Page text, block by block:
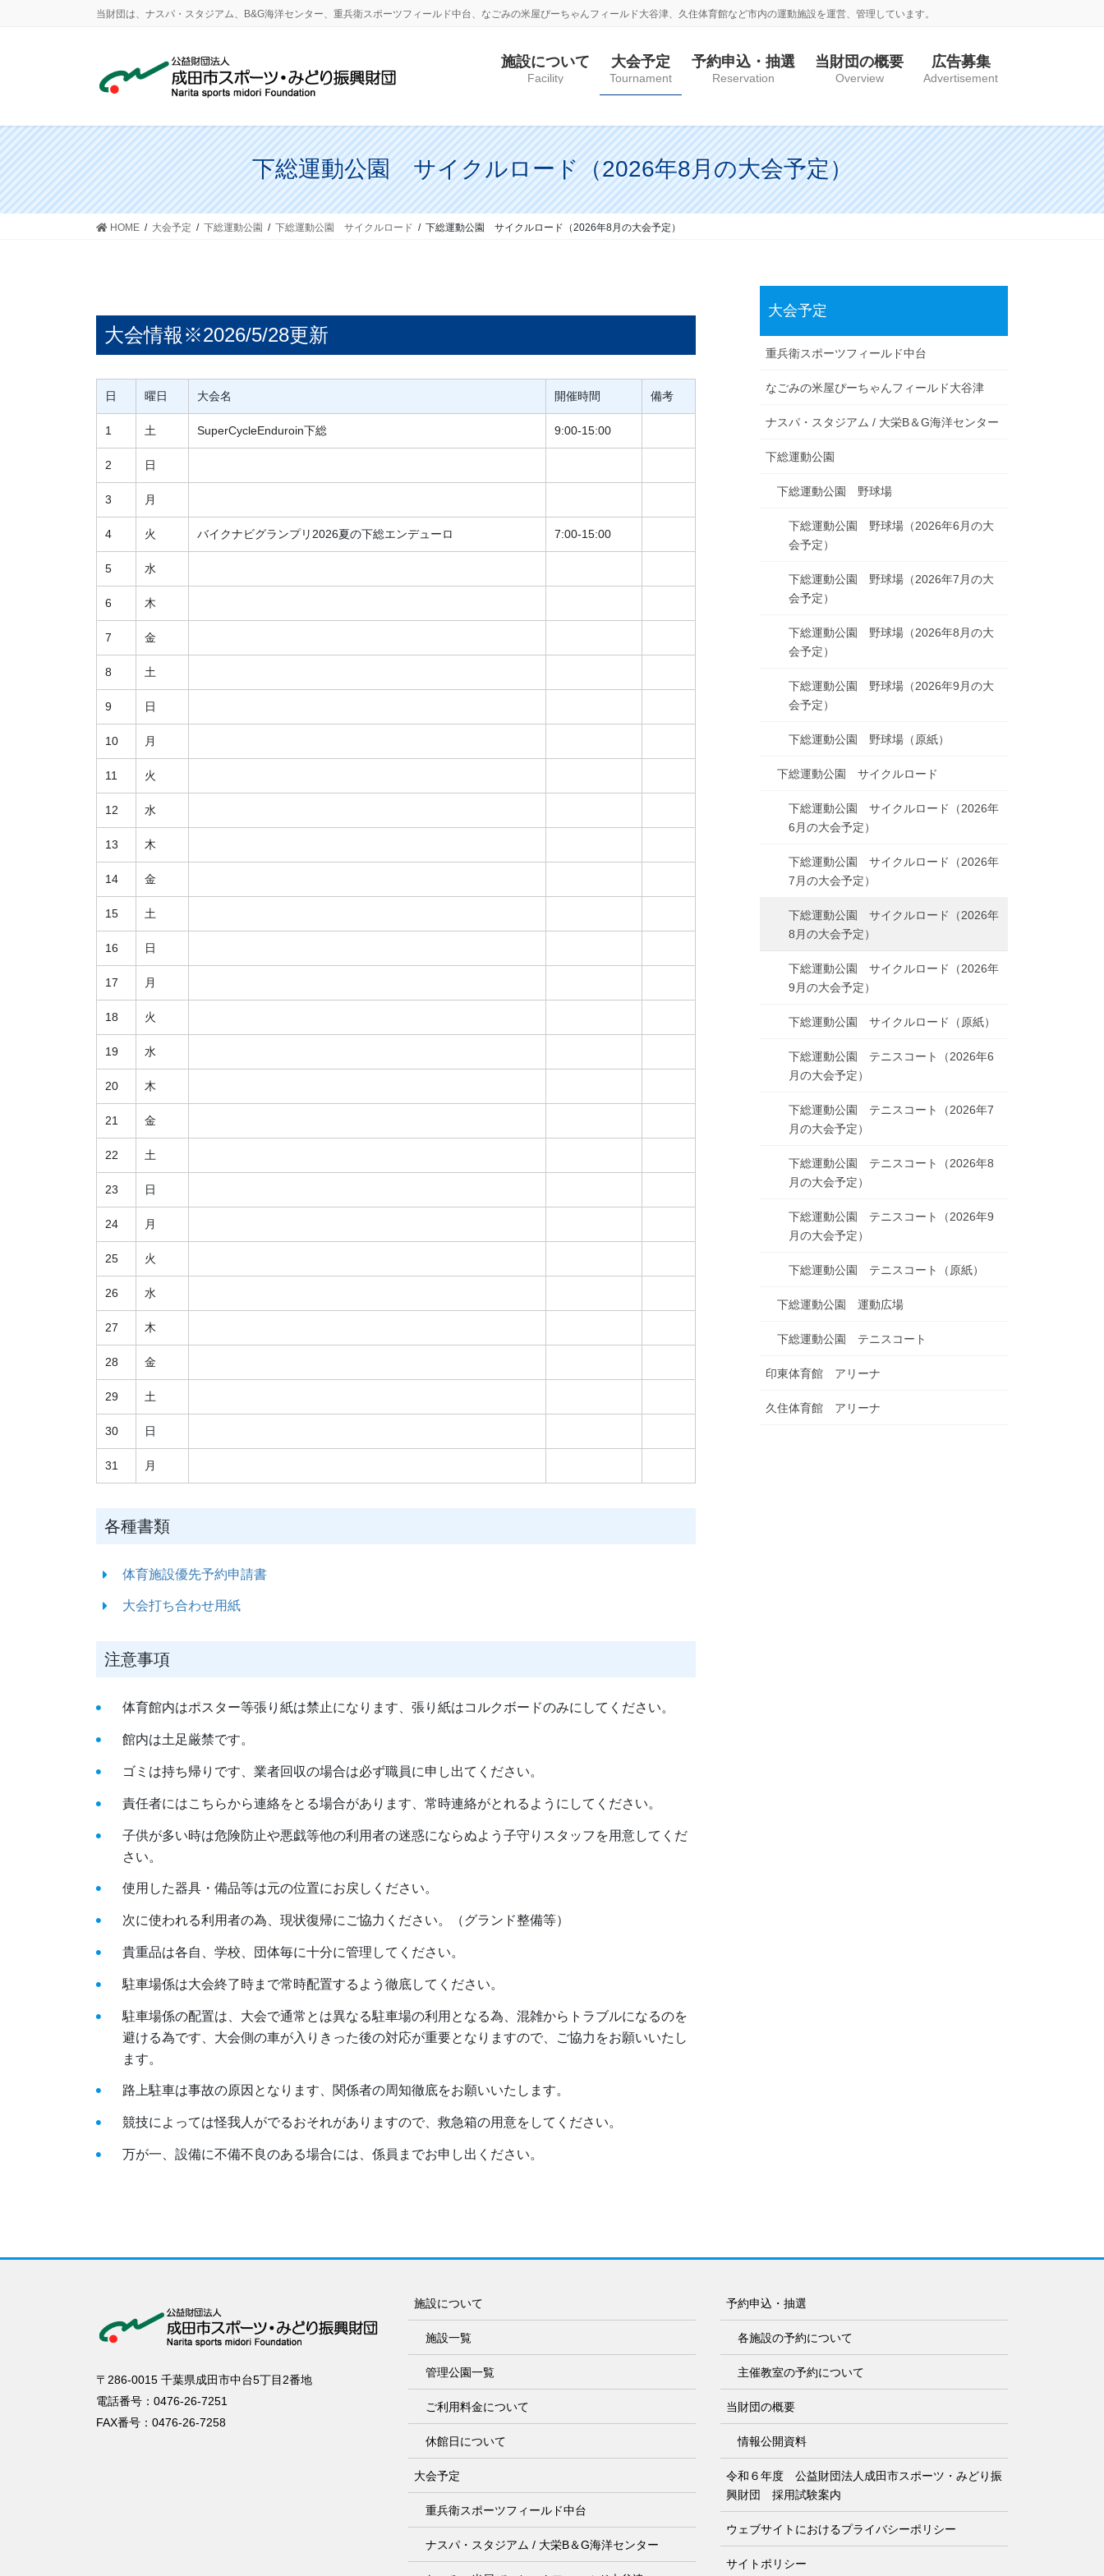
移
動
ン
に
移
動
当財団は、ナスパ・スタジアム、B&G海洋センター、重兵衛スポーツフィールド中台、なごみの米屋ぴーちゃんフィールド大谷津、久住体育館など市内の運動施設を運営、管理しています。
施設について
Facility
大会予定
Tournament
予約申込・抽選
Reservation
当財団の概要
Overview
広告募集
Advertisement
下総運動公園 サイクルロード（2026年8月の大会予定）
HOME 大会予定 下総運動公園 下総運動公園 サイクルロード 下総運動公園 サイクルロード（2026年8月の大会予定）
大会情報※2026/5/28更新
日 曜日 大会名 開催時間 備考
1 土 SuperCycleEnduroin下総 9:00-15:00
2 日
3 月
4 火 バイクナビグランプリ2026夏の下総エンデューロ 7:00-15:00
5 水
6 木
7 金
8 土
9 日
10 月
11 火
12 水
13 木
14 金
15 土
16 日
17 月
18 火
19 水
20 木
21 金
22 土
23 日
24 月
25 火
26 水
27 木
28 金
29 土
30 日
31 月
各種書類
体育施設優先予約申請書
大会打ち合わせ用紙
注意事項
体育館内はポスター等張り紙は禁止になります、張り紙はコルクボードのみにしてください。
館内は土足厳禁です。
ゴミは持ち帰りです、業者回収の場合は必ず職員に申し出てください。
責任者にはこちらから連絡をとる場合があります、常時連絡がとれるようにしてください。
子供が多い時は危険防止や悪戯等他の利用者の迷惑にならぬよう子守りスタッフを用意してくだ
さい。
使用した器具・備品等は元の位置にお戻しください。
次に使われる利用者の為、現状復帰にご協力ください。（グランド整備等）
貴重品は各自、学校、団体毎に十分に管理してください。
駐車場係は大会終了時まで常時配置するよう徹底してください。
駐車場係の配置は、大会で通常とは異なる駐車場の利用となる為、混雑からトラブルになるのを
避ける為です、大会側の車が入りきった後の対応が重要となりますので、ご協力をお願いいたし
ます。
路上駐車は事故の原因となります、関係者の周知徹底をお願いいたします。
競技によっては怪我人がでるおそれがありますので、救急箱の用意をしてください。
万が一、設備に不備不良のある場合には、係員までお申し出ください。
大会予定
重兵衛スポーツフィールド中台
なごみの米屋ぴーちゃんフィールド大谷津
ナスパ・スタジアム / 大栄B＆G海洋センター
下総運動公園
下総運動公園 野球場
下総運動公園 野球場（2026年6月の大
会予定）
下総運動公園 野球場（2026年7月の大
会予定）
下総運動公園 野球場（2026年8月の大
会予定）
下総運動公園 野球場（2026年9月の大
会予定）
下総運動公園 野球場（原紙）
下総運動公園 サイクルロード
下総運動公園 サイクルロード（2026年
6月の大会予定）
下総運動公園 サイクルロード（2026年
7月の大会予定）
下総運動公園 サイクルロード（2026年
8月の大会予定）
下総運動公園 サイクルロード（2026年
9月の大会予定）
下総運動公園 サイクルロード（原紙）
下総運動公園 テニスコート（2026年6
月の大会予定）
下総運動公園 テニスコート（2026年7
月の大会予定）
下総運動公園 テニスコート（2026年8
月の大会予定）
下総運動公園 テニスコート（2026年9
月の大会予定）
下総運動公園 テニスコート（原紙）
下総運動公園 運動広場
下総運動公園 テニスコート
印東体育館 アリーナ
久住体育館 アリーナ
〒286-0015 千葉県成田市中台5丁目2番地
電話番号：0476-26-7251
FAX番号：0476-26-7258
施設について
施設一覧
管理公園一覧
ご利用料金について
休館日について
大会予定
重兵衛スポーツフィールド中台
ナスパ・スタジアム / 大栄B＆G海洋センター
予約申込・抽選
各施設の予約について
主催教室の予約について
当財団の概要
情報公開資料
令和６年度 公益財団法人成田市スポーツ・みどり振
興財団 採用試験案内
ウェブサイトにおけるプライバシーポリシー
サイトポリシー